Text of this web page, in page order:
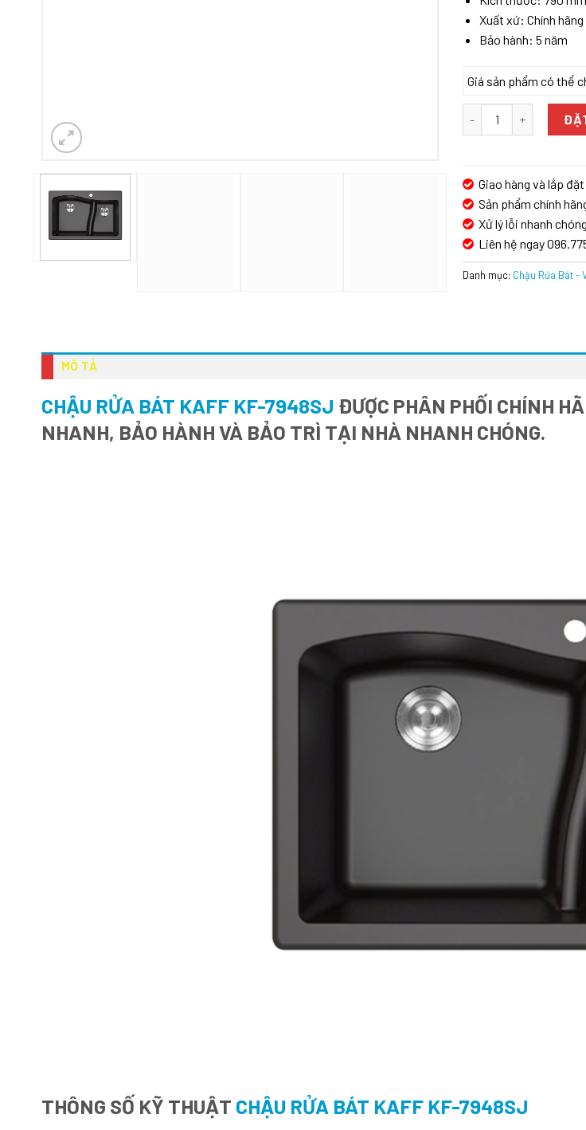
Xuất xứ: Chính hãng
Bảo hành: 5 năm
Giá sản phẩm có thể
Chậu rửa bát KAFF
Giao hàng và lắp
Sản phẩm chính
Xử lý lỗi nhanh
Liên hệ ngay
Danh mục: Chậu Rửa Bát -
MÔ TẢ
CHẬU RỬA BÁT KAFF KF-7948SJ ĐƯỢC PHÂN PHỐI CHÍNH
NHANH, BẢO HÀNH VÀ BẢO TRÌ TẠI NHÀ NHANH CHÓNG.
THÔNG SỐ KỸ THUẬT CHẬU RỬA BÁT KAFF KF-7948SJ